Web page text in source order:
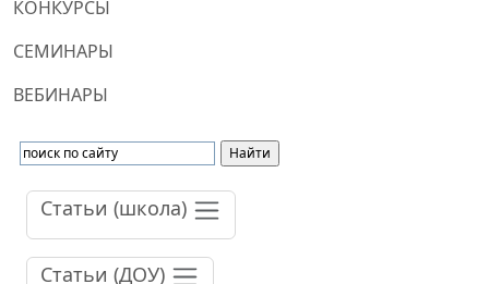
КОНКУРСЫ
СЕМИНАРЫ
ВЕБИНАРЫ
Статьи (школа)
Статьи (ДОУ)